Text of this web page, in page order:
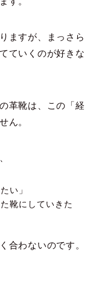
ますが、まっさら
ていくのが好きな
革靴は、この「経
ん。
い」
靴にしていきた
合わないのです。